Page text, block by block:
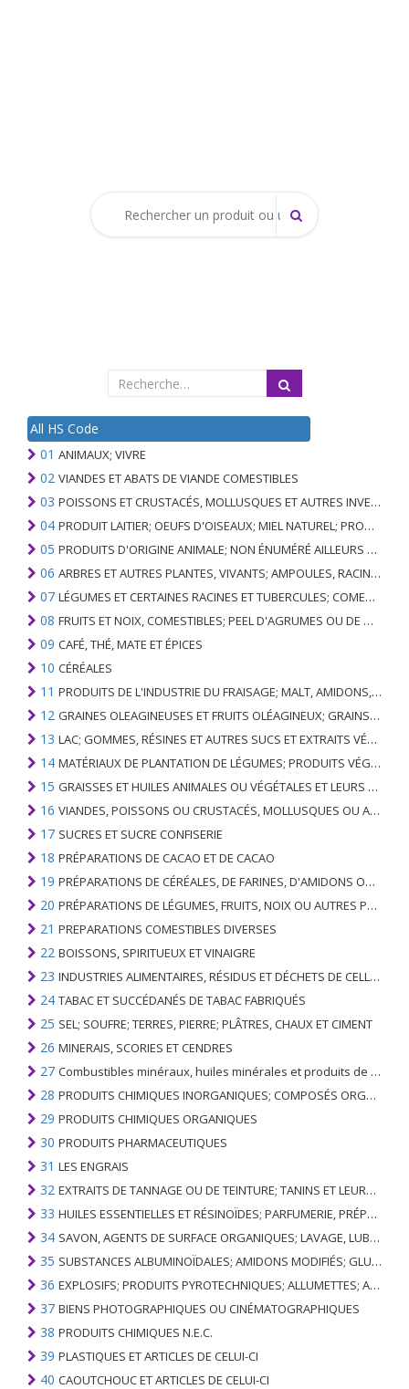
All HS Code
01 ANIMAUX; VIVRE
02 VIANDES ET ABATS DE VIANDE COMESTIBLES
03 POISSONS ET CRUSTACÉS, MOLLUSQUES ET AUTRES INVERTÉBRÉS AQUATIQUES
04 PRODUIT LAITIER; OEUFS D'OISEAUX; MIEL NATUREL; PRODUITS COMESTIBLES D'ORIGINE ANIMALE, NON ÉNUMÉRÉS AILLEURS OU INCLUS
05 PRODUITS D'ORIGINE ANIMALE; NON ÉNUMÉRÉ AILLEURS OU INCLUS
06 ARBRES ET AUTRES PLANTES, VIVANTS; AMPOULES, RACINES ET ANALOGUES; FLEURS COUPEES ET FEUILLAGE ORNEMENTAL
07 LÉGUMES ET CERTAINES RACINES ET TUBERCULES; COMESTIBLE
08 FRUITS ET NOIX, COMESTIBLES; PEEL D'AGRUMES OU DE MELONS
09 CAFÉ, THÉ, MATE ET ÉPICES
10 CÉRÉALES
11 PRODUITS DE L'INDUSTRIE DU FRAISAGE; MALT, AMIDONS, INULINE, GLUTEN DE BLÉ
12 GRAINES OLEAGINEUSES ET FRUITS OLÉAGINEUX; GRAINS DIVERS, GRAINES ET FRUITS, PLANTES INDUSTRIELLES OU MÉDICINALES; PAILLE ET FOURRAGE
13 LAC; GOMMES, RÉSINES ET AUTRES SUCS ET EXTRAITS VÉGÉTAUX
14 MATÉRIAUX DE PLANTATION DE LÉGUMES; PRODUITS VÉGÉTAUX NON DÉNOMMÉS NI COMPRIS AILLEURS
15 GRAISSES ET HUILES ANIMALES OU VÉGÉTALES ET LEURS PRODUITS DE CLIVAGE; GRAISSES ANIMALES PRÉPARÉES; CIRES ANIMALES OU VÉGÉTALES
16 VIANDES, POISSONS OU CRUSTACÉS, MOLLUSQUES OU AUTRES INVERTÉBRÉS AQUATIQUES; PRÉPARATIONS DE CELLES-CI
17 SUCRES ET SUCRE CONFISERIE
18 PRÉPARATIONS DE CACAO ET DE CACAO
19 PRÉPARATIONS DE CÉRÉALES, DE FARINES, D'AMIDONS OU DE LAIT; PRODUITS DE PATISSERIE
20 PRÉPARATIONS DE LÉGUMES, FRUITS, NOIX OU AUTRES PARTIES DE PLANTES
21 PREPARATIONS COMESTIBLES DIVERSES
22 BOISSONS, SPIRITUEUX ET VINAIGRE
23 INDUSTRIES ALIMENTAIRES, RÉSIDUS ET DÉCHETS DE CELLES-CI; FOURRAGE ANIMAL PRÉPARÉ
24 TABAC ET SUCCÉDANÉS DE TABAC FABRIQUÉS
25 SEL; SOUFRE; TERRES, PIERRE; PLÂTRES, CHAUX ET CIMENT
26 MINERAIS, SCORIES ET CENDRES
27 Combustibles minéraux, huiles minérales et produits de leur distillation; SUBSTANCES BITUMINEUSES; CIRES MINÉRALES
28 PRODUITS CHIMIQUES INORGANIQUES; COMPOSÉS ORGANIQUES ET INORGANIQUES DE MÉTAUX PRÉCIEUX; DE MÉTAUX DES TERRES RARES, D'ÉLÉMENTS RADIOACTIFS ET D'ISOTOPES
29 PRODUITS CHIMIQUES ORGANIQUES
30 PRODUITS PHARMACEUTIQUES
31 LES ENGRAIS
32 EXTRAITS DE TANNAGE OU DE TEINTURE; TANINS ET LEURS DERIVES; COLORANTS, PIGMENTS ET AUTRES MATIERES COLORANTES; PEINTURES, VERNIS; MASTIC, AUTRES MASTIQUES; ENCRES
33 HUILES ESSENTIELLES ET RÉSINOÏDES; PARFUMERIE, PRÉPARATIONS COSMÉTIQUES OU DE TOILETTE
34 SAVON, AGENTS DE SURFACE ORGANIQUES; LAVAGE, LUBRIFICATION, POLISSAGE OU PRÉPARATION À L'ÉPURATION; CIRES ARTIFICIELLES OU PRÉPARÉES, BOUGIES ET ARTICLES SIMILAIRES, PÂTES À MODÉLISER, CIRES DENTAIRES ET PRÉPARATIONS DENTAIRES À BASE DE PLÂTRE
35 SUBSTANCES ALBUMINOÏDALES; AMIDONS MODIFIÉS; GLUES; ENZYMES
36 EXPLOSIFS; PRODUITS PYROTECHNIQUES; ALLUMETTES; ALLIAGES PYROPHORIQUES; CERTAINES PRÉPARATIONS COMBUSTIBLES
37 BIENS PHOTOGRAPHIQUES OU CINÉMATOGRAPHIQUES
38 PRODUITS CHIMIQUES N.E.C.
39 PLASTIQUES ET ARTICLES DE CELUI-CI
40 CAOUTCHOUC ET ARTICLES DE CELUI-CI